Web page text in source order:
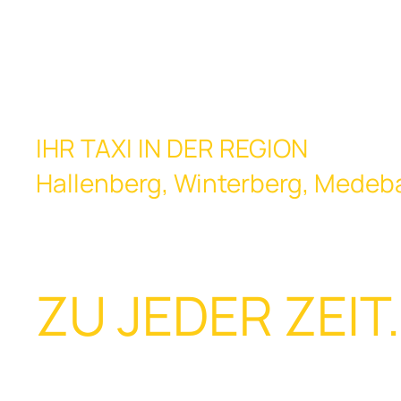
IHR TAXI IN DER REGION
Hallenberg, Winterberg,
ZU JEDER ZEIT.